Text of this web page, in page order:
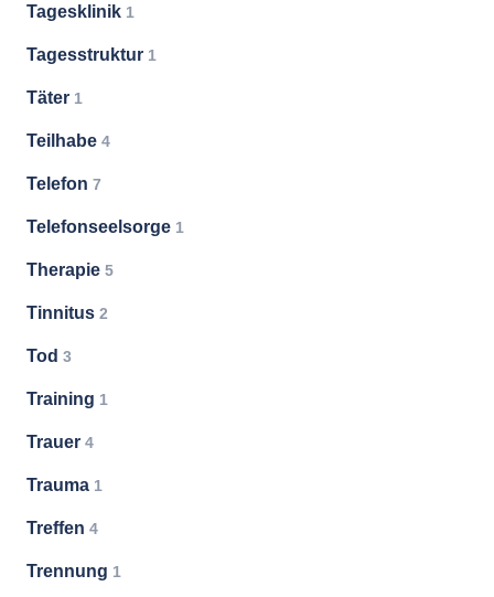
Tagesklinik 1
Tagesstruktur 1
Täter 1
Teilhabe 4
Telefon 7
Telefonseelsorge 1
Therapie 5
Tinnitus 2
Tod 3
Training 1
Trauer 4
Trauma 1
Treffen 4
Trennung 1